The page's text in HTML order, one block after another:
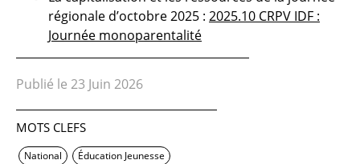
régionale d’octobre 2025 : 2025.10 CRPV IDF :
Journée monoparentalité
Publié le 23 Juin 2026
MOTS CLEFS
National
Éducation Jeunesse